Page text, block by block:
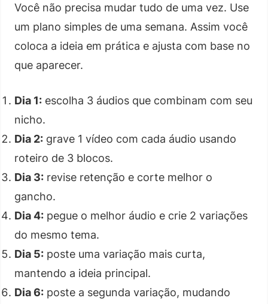
Você não precisa mudar tudo de uma vez. Use
um plano simples de uma semana. Assim você
coloca a ideia em prática e ajusta com base no
que aparecer.
Dia 1: escolha 3 áudios que combinam com seu
nicho.
Dia 2: grave 1 vídeo com cada áudio usando
roteiro de 3 blocos.
Dia 3: revise retenção e corte melhor o
gancho.
Dia 4: pegue o melhor áudio e crie 2 variações
do mesmo tema.
Dia 5: poste uma variação mais curta,
mantendo a ideia principal.
Dia 6: poste a segunda variação, mudando